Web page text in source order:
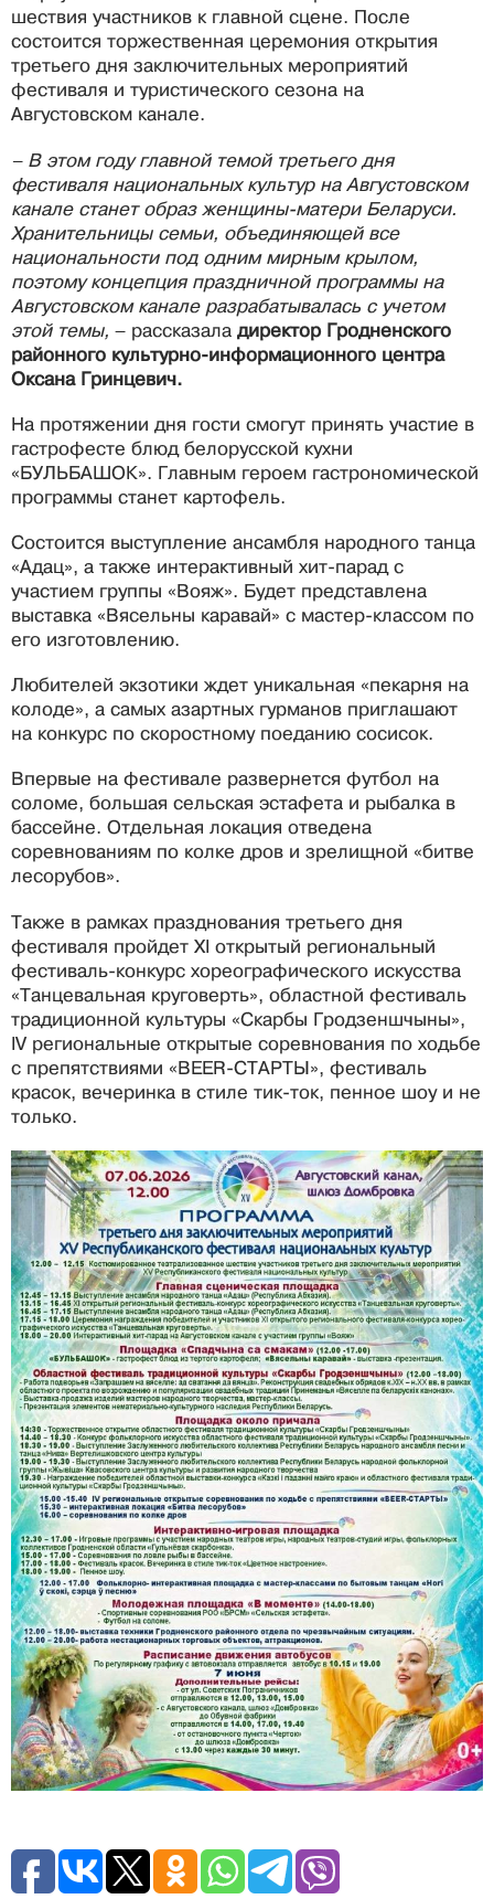
шествия участников к главной сцене. После
состоится торжественная церемония открытия
третьего дня заключительных мероприятий
фестиваля и туристического сезона на
Августовском канале.
– В этом году главной темой третьего дня
фестиваля национальных культур на Августовском
канале станет образ женщины-матери Беларуси.
Хранительницы семьи, объединяющей все
национальности под одним мирным крылом,
поэтому концепция праздничной программы на
Августовском канале разрабатывалась с учетом
этой темы, – рассказала директор Гродненского
районного культурно-информационного центра
Оксана Гринцевич.
На протяжении дня гости смогут принять участие в
гастрофесте блюд белорусской кухни
«БУЛЬБАШОК». Главным героем гастрономической
программы станет картофель.
Состоится выступление ансамбля народного танца
«Адац», а также интерактивный хит-парад с
участием группы «Вояж». Будет представлена
выставка «Вясельны каравай» с мастер-классом по
его изготовлению.
Любителей экзотики ждет уникальная «пекарня на
колоде», а самых азартных гурманов приглашают
на конкурс по скоростному поеданию сосисок.
Впервые на фестивале развернется футбол на
соломе, большая сельская эстафета и рыбалка в
бассейне. Отдельная локация отведена
соревнованиям по колке дров и зрелищной «битве
лесорубов».
Также в рамках празднования третьего дня
фестиваля пройдет XI открытый региональный
фестиваль-конкурс хореографического искусства
«Танцевальная круговерть», областной фестиваль
традиционной культуры «Скарбы Гродзеншчыны»,
IV региональные открытые соревнования по ходьбе
с препятствиями «BEER-СТАРТЫ», фестиваль
красок, вечеринка в стиле тик-ток, пенное шоу и не
только.